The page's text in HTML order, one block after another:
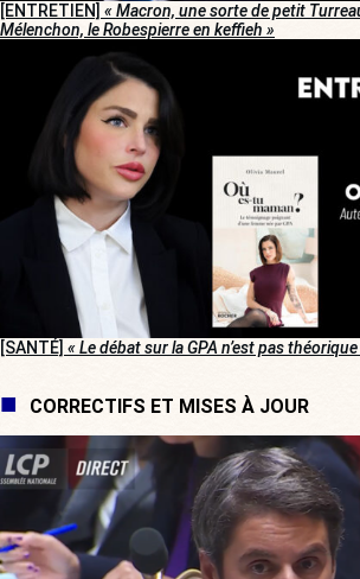
[ENTRETIEN] « Macron, une sorte de petit
Mélenchon, le Robespierre en keffieh »
[SANTÉ] « Le débat sur la GPA n’est pas
CORRECTIFS ET MISES À JOUR